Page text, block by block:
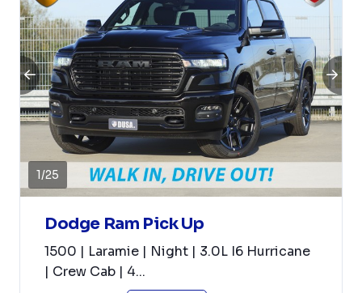
1/25
Dodge Ram Pick Up
1500 | Laramie | Night | 3.0L I6 Hurricane
| Crew Cab | 4...